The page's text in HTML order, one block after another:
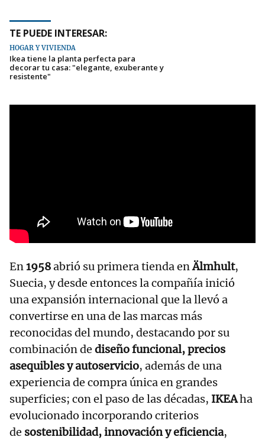
TE PUEDE INTERESAR:
HOGAR Y VIVIENDA
Ikea tiene la planta perfecta para
decorar tu casa: "elegante, exuberante y
resistente"
En1958abrió su primera tienda enÄlmhult,
Suecia, y desde entonces la compañía inició
una expansión internacional que la llevó a
convertirse en una de las marcas más
reconocidas del mundo, destacando por su
combinación de diseño funcional, precios
asequibles y autoservicio, además de una
experiencia de compra única en grandes
superficies; con el paso de las décadas, IKEAha
evolucionado incorporando criterios
de sostenibilidad, innovación y eficiencia,